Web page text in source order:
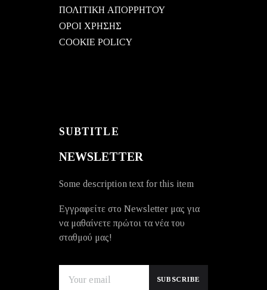
ΠΟΛΙΤΙΚΗ ΑΠΟΡΡΗΤΟΥ
ΟΡΟΙ ΧΡΗΣΗΣ
COOKIE POLICY
SUBTITLE
NEWSLETTER
Some description text for this item
Εγγραφείτε στο Newsletter μας για
να μαθαίνετε πρώτοι τα νέα του
σταθμού μας!